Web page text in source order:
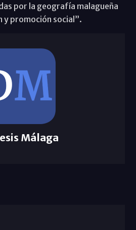
por la geografía malagueña
y promoción social”.
Málaga